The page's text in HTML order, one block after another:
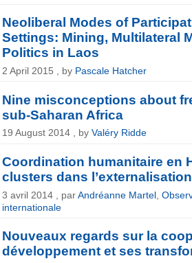
Neoliberal Modes of
Settings: Mining, Multilateral
Politics in Laos
2 April 2015 , by Pascale Hatcher
Nine misconceptions about
sub-Saharan Africa
19 August 2014 , byValéry Ridde
Coordination humanitaire en
clusters dans l’externalisation
3 avril 2014 , parAndréanne Martel ,
internationale
Nouveaux regards sur la
développement et ses